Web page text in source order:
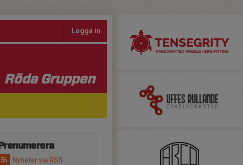
Logga in
Röda Gruppen
Prenumerera
Nyheter via RSS